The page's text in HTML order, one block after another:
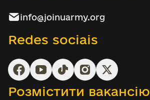
info@joinuarmy.org
Redes sociais
Розмістити вакансію